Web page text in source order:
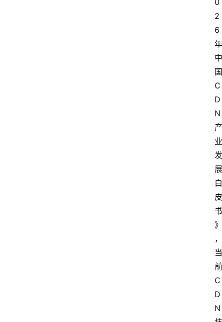
0
2
6
年
中
国
C
D
N
产
业
发
展
白
皮
书
》
，
当
前
C
D
N